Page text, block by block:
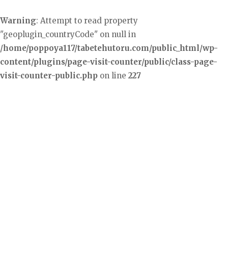
Warning: Attempt to read property
"geoplugin_countryCode" on null in
/home/poppoya117/tabetehutoru.com/public_html/wp-
content/plugins/page-visit-counter/public/class-page-
visit-counter-public.php on line 227